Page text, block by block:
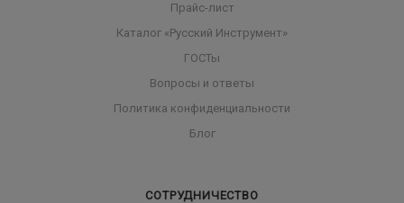
Прайс-лист
Каталог «Русский Инструмент»
ГОСТы
Вопросы и ответы
Политика конфиденциальности
Блог
СОТРУДНИЧЕСТВО